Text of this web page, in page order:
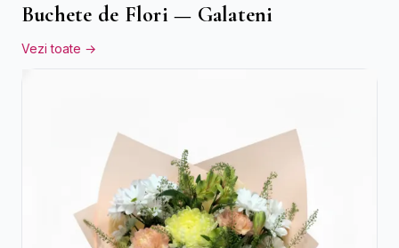
Buchete de Flori — Galateni
Vezi toate →